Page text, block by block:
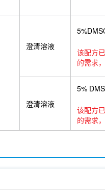
澄清溶液
该配方
的需求
澄清溶液
5%
该配方
的需求